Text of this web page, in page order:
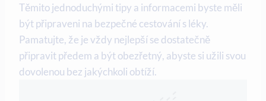
Těmito jednoduchými tipy a informacemi byste měli
být připraveni na bezpečné cestování s léky.
Pamatujte, že je vždy nejlepší se dostatečně
připravit předem a být obezřetný, abyste si užili svou
dovolenou bez jakýchkoli obtíží.